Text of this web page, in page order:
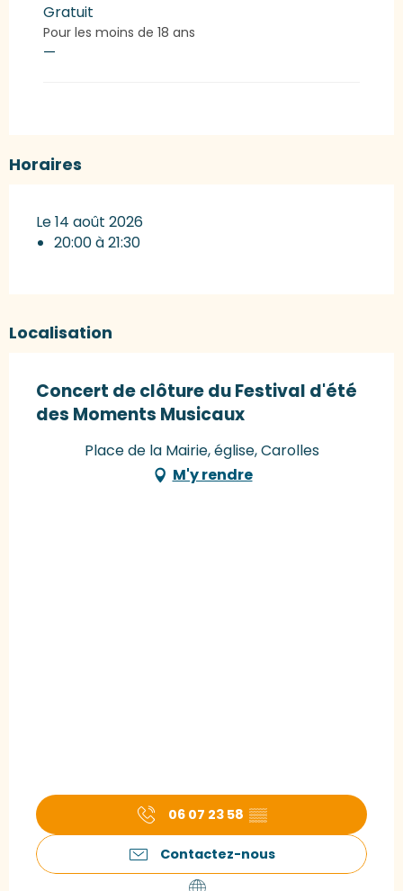
Gratuit
Pour les moins de 18 ans
—
Horaires
Le 14 août 2026
20:00 à 21:30
Localisation
Concert de clôture du Festival d'été
des Moments Musicaux
Place de la Mairie, église, Carolles
M'y rendre
06 07 23 58 ▒▒
Contactez-nous